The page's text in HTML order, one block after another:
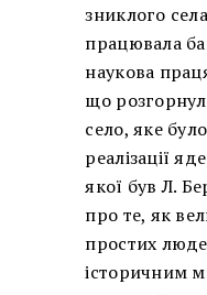
зниклого
працювала
наукова
що
село, яке
реалізації
якої був Л.
про те, як
простих
історичним